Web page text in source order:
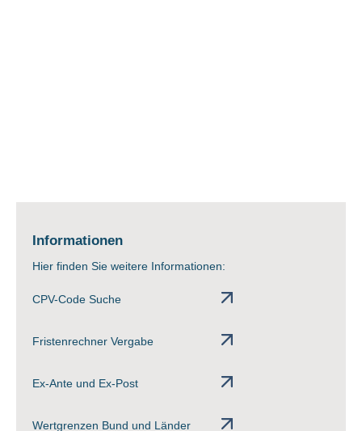
Informationen
Hier finden Sie weitere Informationen:
CPV-Code Suche
Fristenrechner Vergabe
Ex-Ante und Ex-Post
Wertgrenzen Bund und Länder